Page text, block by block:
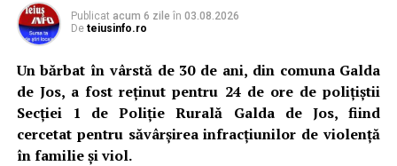
Publicat acum 6 zile în 03.08.2026
De teiusinfo.ro
Un bărbat în vârstă de 30 de ani, din comuna Galda
de Jos, a fost reținut pentru 24 de ore de polițiștii
Secției 1 de Poliție Rurală Galda de Jos, fiind
cercetat pentru săvârșirea infracțiunilor de violență
în familie și viol.